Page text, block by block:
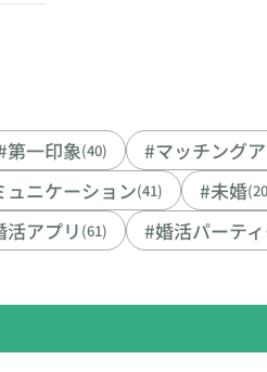
第一印象(40) #マッチング
ュニケーション(41) #未婚
活アプリ (61) #婚活パーテ